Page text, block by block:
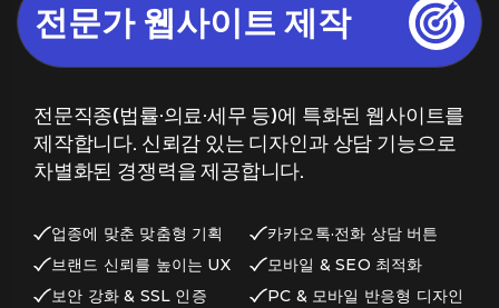
전문가 웹사이트 제작
전문직종(법률·의료·세무 등)에 특화된 웹사이트를
제작합니다. 신뢰감 있는 디자인과 상담 기능으로
차별화된 경쟁력을 제공합니다.
업종에 맞춘 맞춤형 기획
카카오톡·전화 상담 버튼
브랜드 신뢰를 높이는 UX
모바일 & SEO 최적화
보안 강화 & SSL 인증
PC & 모바일 반응형 디자인